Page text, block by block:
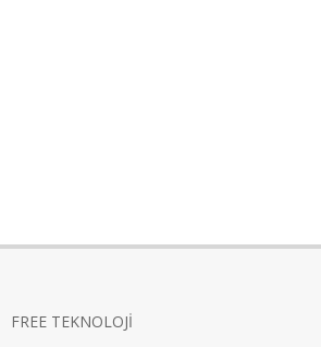
FREE TEKNOLOJİ